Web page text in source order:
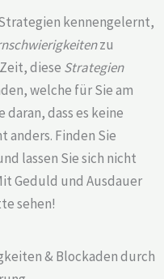
kennengelernt,
zu
diese Strategien
welche für Sie am
dass es keine
anders. Finden Sie
lassen Sie sich nicht
Geduld und Ausdauer
sehen!